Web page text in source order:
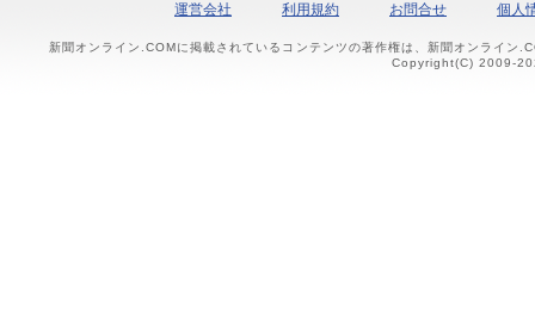
運営会社 利用規約 お問合せ 個人
新聞オンライン.COMに掲載されているコンテンツの著作権は、新聞オンライン
Copyright(C) 2009-